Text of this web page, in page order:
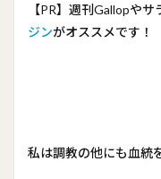
【PR】週刊Gallopや
ジンがオススメです！
私は調教の他にも血統